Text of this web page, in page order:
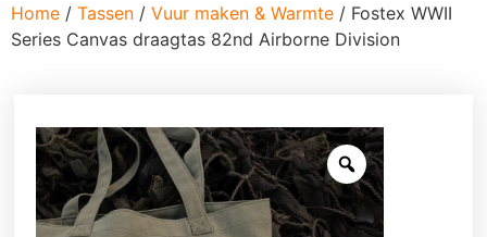
Home / Tassen / Vuur maken & Warmte / Fostex WWII
Series Canvas draagtas 82nd Airborne Division